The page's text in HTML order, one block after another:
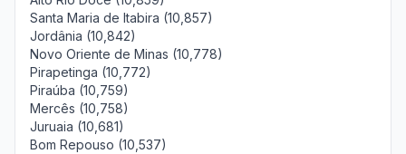
Santa Maria de Itabira (10,857)
Jordânia (10,842)
Novo Oriente de Minas (10,778)
Pirapetinga (10,772)
Piraúba (10,759)
Mercês (10,758)
Juruaia (10,681)
Bom Repouso (10,537)